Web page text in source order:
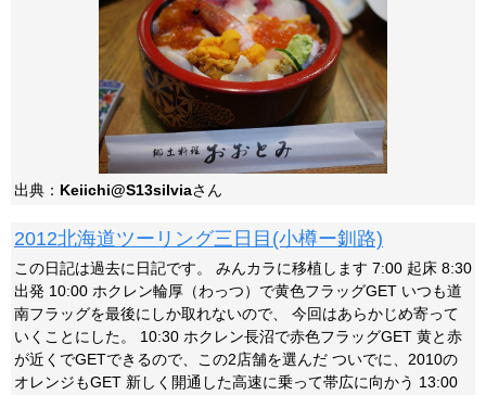
出典： Keiichi@S13silviaさん
2012北海道ツーリング三日目(小樽ー釧路)
この日記は過去に日記です。 みんカラに移植します 7:00 起床 8:30
出発 10:00 ホクレン輪厚（わっつ）で黄色フラッグGET いつも道
南フラッグを最後にしか取れないので、 今回はあらかじめ寄って
いくことにした。 10:30 ホクレン長沼で赤色フラッグGET 黄と赤
が近くでGETできるので、この2店舗を選んだ ついでに、2010の
オレンジもGET 新しく開通した高速に乗って帯広に向かう 13:00